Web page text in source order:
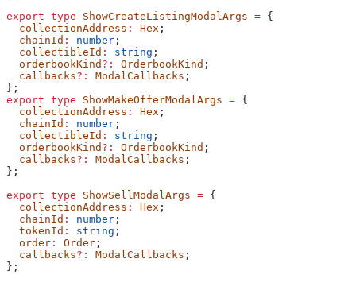
export type ShowCreateListingModalArgs = {
  collectionAddress
: Hex ;
  chainId
: number ;
  collectibleId
: string ;
  orderbookKind
?: OrderbookKind ;
  callbacks
?: ModalCallbacks ;
};
export type ShowMakeOfferModalArgs = {
  collectionAddress
: Hex ;
  chainId
: number ;
  collectibleId
: string ;
  orderbookKind
?: OrderbookKind ;
  callbacks
?: ModalCallbacks ;
};
export type ShowSellModalArgs = {
  collectionAddress
: Hex ;
  chainId
: number ;
  tokenId
: string ;
  order
: Order ;
  callbacks
?: ModalCallbacks ;
};